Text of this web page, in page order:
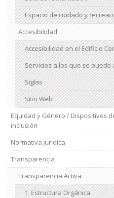
Espacio de cuidado y
Accesibilidad
Accesibilidad en el Edificio
Servicios a los que se puede
Siglas
Sitio Web
Equidad y Género / Dispositivos
inclusión
Normativa Jurídica
Transparencia
Transparencia Activa
1. Estructura Orgánica